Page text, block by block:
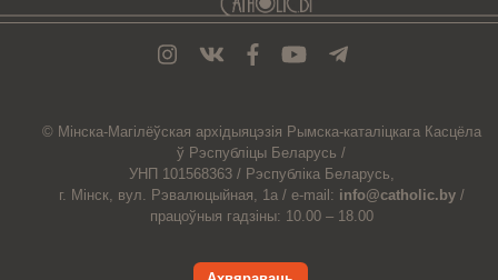
© Мiнска-Магiлёўская архiдыяцэзiя Рымска-каталіцкага Касцёла
ў Рэспубліцы Беларусь /
УНП 101568363 / Рэспубліка Беларусь,
г. Мінск, вул. Рэвалюцыйная, 1а / e-mail: info@catholic.by /
працоўныя гадзіны: 10.00 – 18.00